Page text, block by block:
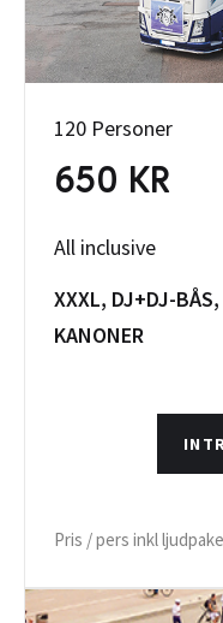
120 Personer
650 KR
All inclusive
XXXL, DJ+DJ-
KANONER
Pris / pers inkl